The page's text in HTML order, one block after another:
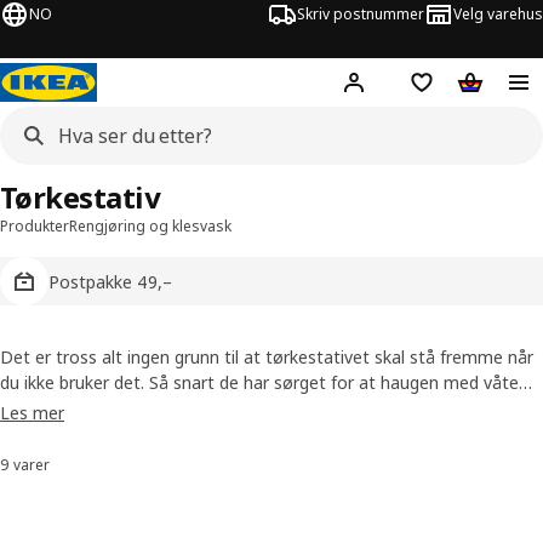
NO Skriv postnummer Velg varehus
Hej! Logg innHuskeliste
ProdukterRengjøring og klesvask
Postpakke 49,–
Tørkestativ
Det er tross alt ingen grunn til at tørkestativet skal stå fremme når
du ikke bruker det. Så snart de har sørget for at haugen med våte
klær har blitt tørre, kan variantene våre legges sammen og enkelt
Les mer
Sorter og filtrer
9 varer